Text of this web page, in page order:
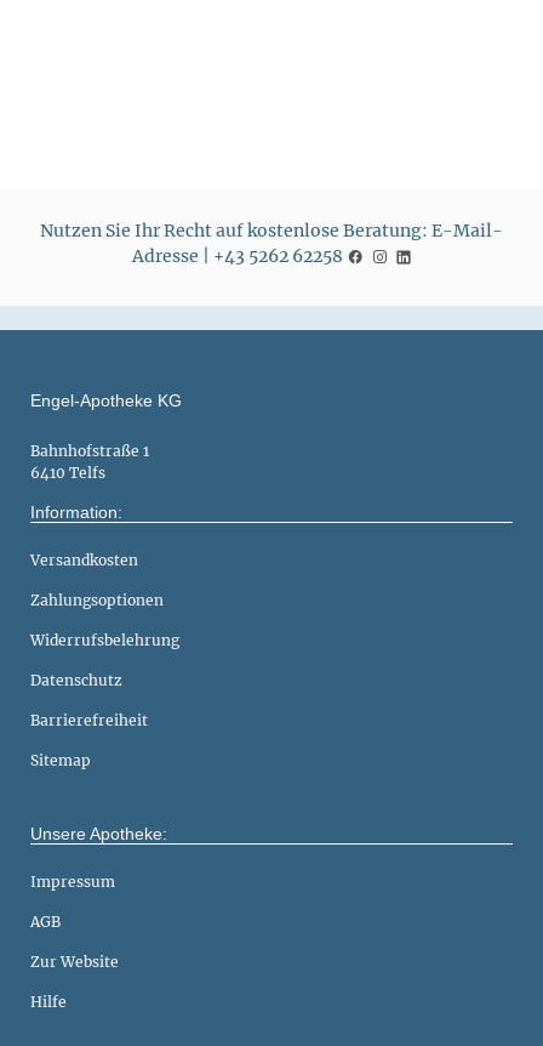
Nutzen Sie Ihr Recht auf kostenlose Beratung: E-Mail-
Adresse | +43 5262 62258
Engel-Apotheke KG
Bahnhofstraße 1
6410 Telfs
Information:
Versandkosten
Zahlungsoptionen
Widerrufsbelehrung
Datenschutz
Barrierefreiheit
Sitemap
Unsere Apotheke:
Impressum
AGB
Zur Website
Hilfe